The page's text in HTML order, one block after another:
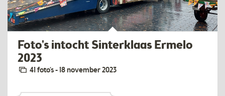
Foto's intocht Sinterklaas Ermelo
2023
41 foto‘s - 18 november 2023